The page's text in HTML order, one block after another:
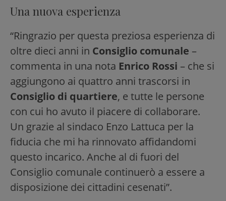
Una nuova esperienza
“Ringrazio per questa preziosa esperienza di
oltre dieci anni in Consiglio comunale –
commenta in una nota Enrico Rossi – che si
aggiungono ai quattro anni trascorsi in
Consiglio di quartiere, e tutte le persone
con cui ho avuto il piacere di collaborare.
Un grazie al sindaco Enzo Lattuca per la
fiducia che mi ha rinnovato affidandomi
questo incarico. Anche al di fuori del
Consiglio comunale continuerò a essere a
disposizione dei cittadini cesenati”.